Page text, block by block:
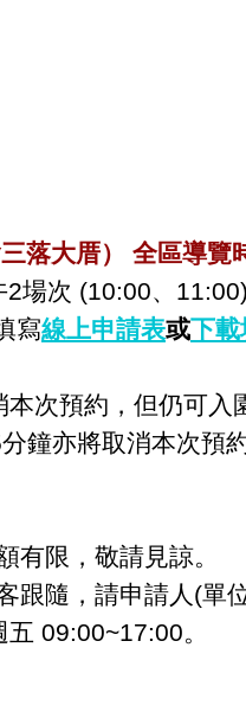
落大厝） 全區導
2場次 (10:00、
寫線上申請表或下載
次預約，但仍可入
亦將取消本次預約
限，敬請見諒。
隨，請申請人(單
五 09:00~17:00。